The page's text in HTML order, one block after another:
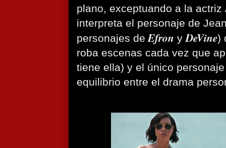
plano, exceptuando a la actriz
interpreta el personaje de
personajes de Efron yDeVine)
roba escenas cada vez que
tiene ella) y el único
equilibrio entre el drama